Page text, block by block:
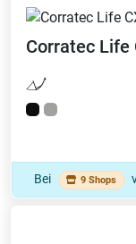
Corratec Life
Bei 9 Shops